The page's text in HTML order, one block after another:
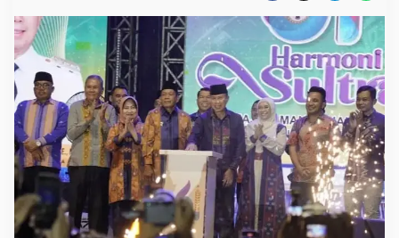
k
e
-
6
1
,
R
i
b
u